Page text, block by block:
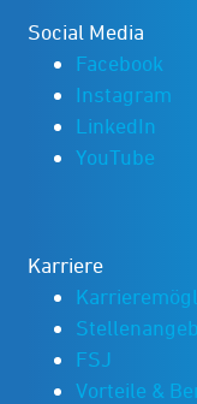
Social Media
Facebook
Instagram
LinkedIn
YouTube
Karriere
FSJ
Vorteile &